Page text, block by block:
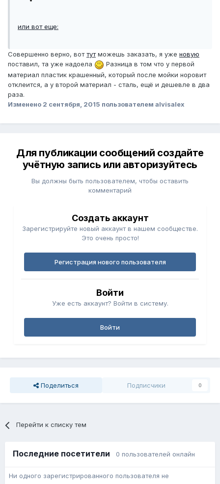
или вот еще:
Совершенно верно, воттутможешь заказать, я уже новую
поставил, та уже надоела
Разница в том что у первой
материал пластик крашенный, который после мойки норовит
отклеится, а у второй материал - сталь, ещё и дешевле в два
раза.
Изменено 2 сентября, 2015 пользователем alvisalex
Для публикации сообщений создайте
учётную запись или авторизуйтесь
Вы должны быть пользователем, чтобы оставить
комментарий
Создать аккаунт
Зарегистрируйте новый аккаунт в нашем сообществе.
Это очень просто!
Регистрация нового пользователя
Войти
Уже есть аккаунт? Войти в систему.
Войти
Поделиться Подписчики 0
Перейти к списку тем
Последние посетители 0 пользователей онлайн
Ни одного зарегистрированного пользователя не